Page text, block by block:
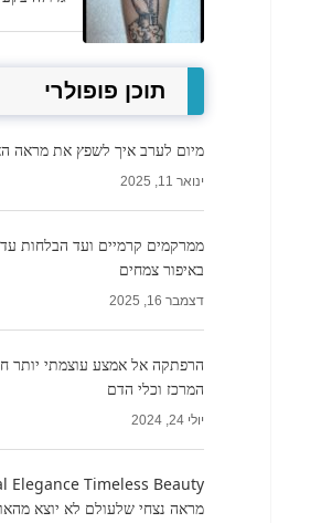
תוכן פופולרי
מיום לערב איך לשפץ את מראה
ינואר 11, 2025
ממרקמים קרמיים ועד הבלחות
באיפור צמחים
דצמבר 16, 2025
הרפתקה אל אמצע עוצמתי יותר
המרכז וכלי הדם
יולי 24, 2024
מראה נצחי שלעולם לא יוצא